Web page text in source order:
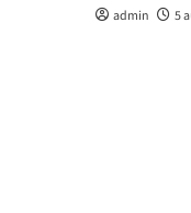
admin 5